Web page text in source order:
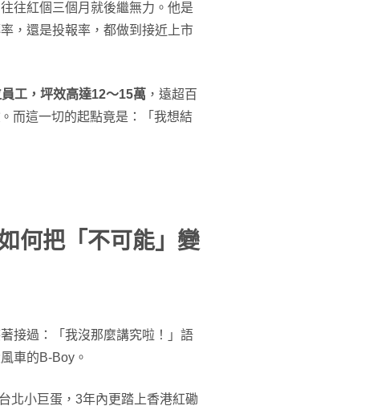
往紅個三個月就後繼無力。他是
，還是投報率，都做到接近上市
工，坪效高達12～15萬 ，遠超百
。而這一切的起點竟是：「我想結
何把「不可能」變
接過：「我沒那麼講究啦！」語
車的B-Boy。
北小巨蛋，3年內更踏上香港紅磡